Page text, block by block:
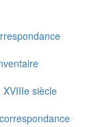
siècle